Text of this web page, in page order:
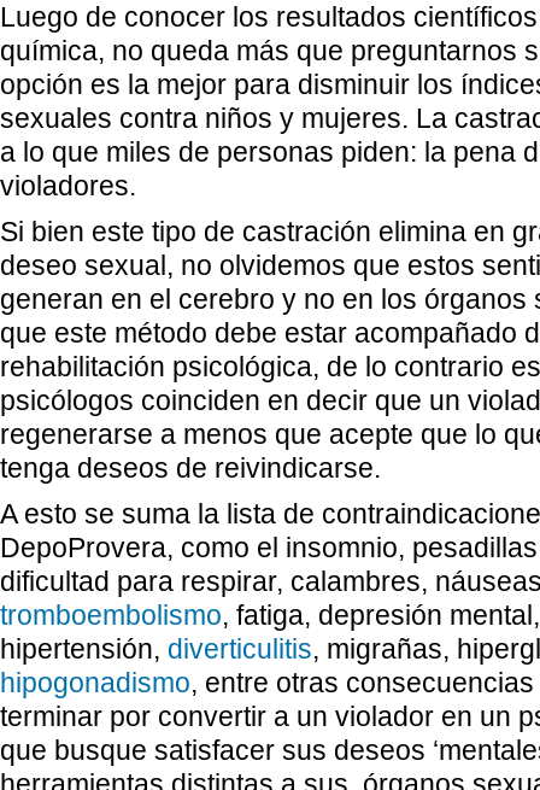
Luego de conocer los resultados
química, no queda más que preguntarnos
opción es la mejor para disminuir los
sexuales contra niños y mujeres. La
a lo que miles de personas piden: la pena
violadores.
Si bien este tipo de castración elimina en
deseo sexual, no olvidemos que estos
generan en el cerebro y no en los órganos
que este método debe estar acompañado
rehabilitación psicológica, de lo contrario
psicólogos coinciden en decir que un
regenerarse a menos que acepte que lo
tenga deseos de reivindicarse.
A esto se suma la lista de
DepoProvera, como el insomnio,
dificultad para respirar, calambres,
tromboembolismo, fatiga, depresión
hipertensión, diverticulitis, migrañas,
hipogonadismo, entre otras
terminar por convertir a un violador en un
que busque satisfacer sus deseos